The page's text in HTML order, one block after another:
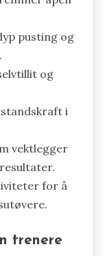
pusting og
og
i
vektlegger
for å
trenere